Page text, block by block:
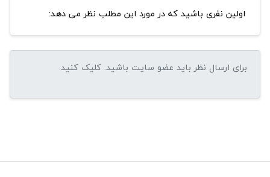
اولین نفری باشید که در مورد این مطلب نظر می دهد: